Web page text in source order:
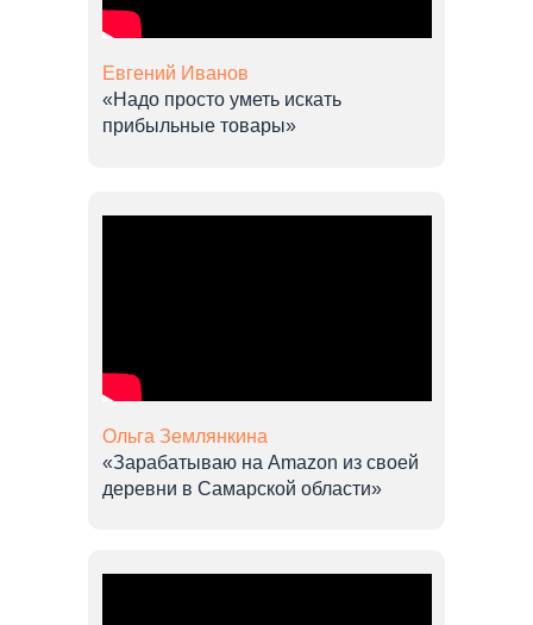
Евгений Иванов
«Надо просто уметь искать
прибыльные товары»
Ольга Землянкина
«Зарабатываю на Amazon из своей
деревни в Самарской области»